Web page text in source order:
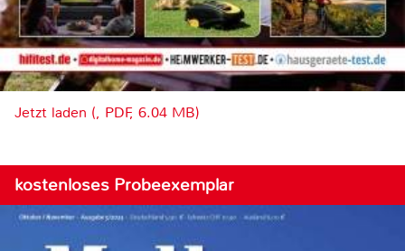
Jetzt laden (, PDF, 6.04 MB)
kostenloses Probeexemplar